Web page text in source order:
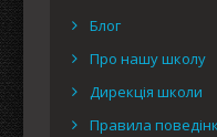
Блог
Про нашу школу
Дирекція школи
Правила